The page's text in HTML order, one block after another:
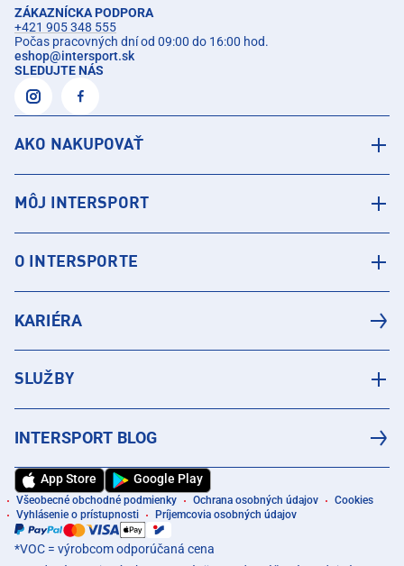
ZÁKAZNÍCKA PODPORA
+421 905 348 555
Počas pracovných dní od 09:00 do 16:00 hod.
eshop@intersport.sk
SLEDUJTE NÁS
AKO NAKUPOVAŤ
MÔJ INTERSPORT
O INTERSPORTE
KARIÉRA
SLUŽBY
INTERSPORT BLOG
App Store Google Play
Všeobecné obchodné podmienky Ochrana osobných údajov
Cookies
Vyhlásenie o prístupnosti
Príjemcovia osobných údajov
*VOC = výrobcom odporúčaná cena